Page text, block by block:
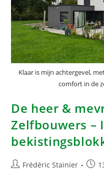
Klaar is mijn achtergevel,
comfort in de
De heer &
Zelfbouwers –
Frédéric Stainier